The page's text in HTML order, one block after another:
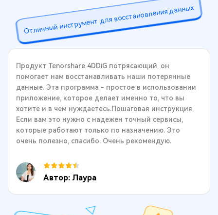
Отличный инструмент для восстановления данных
Продукт Tenorshare 4DDiG потрясающий, он
помогает нам восстанавливать наши потерянные
данные. Эта программа - простое в использовании
приложение, которое делает именно то, что вы
хотите и в чем нуждаетесь.Пошаговая инструкция,
Если вам это нужно с надежен точный сервисы,
которые работают только по назначению. Это
очень полезно, спасибо. Очень рекомендую.
Автор: Лаура